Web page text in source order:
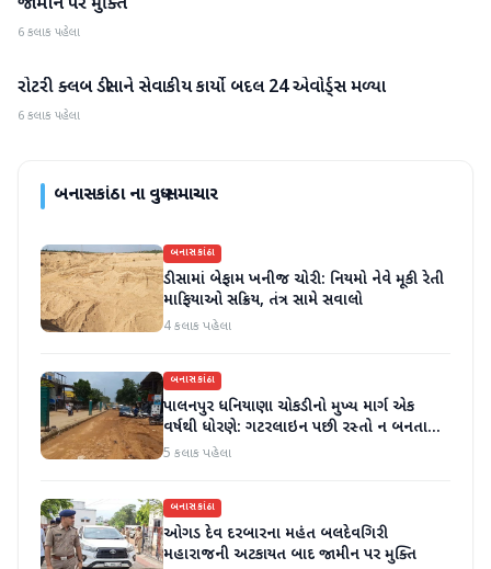
6 કલાક પહેલા
બનાસકાંઠા
રોટરી ક્લબ ડીસાને સેવાકીય કાર્યો બદલ 24 એવોર્ડ્સ મળ્યા
6 કલાક પહેલા
બનાસકાંઠાના વધુ સમાચાર
બનાસકાંઠા
ડીસામાં બેફામ ખનીજ ચોરી: નિયમો નેવે મૂકી રેતી
માફિયાઓ સક્રિય, તંત્ર સામે સવાલો
4 કલાક પહેલા
બનાસકાંઠા
પાલનપુર ધનિયાણા ચોકડીનો મુખ્ય માર્ગ એક
વર્ષથી ધોરણે: ગટરલાઇન પછી રસ્તો ન બનતા
હાલાકી
5 કલાક પહેલા
બનાસકાંઠા
ઓગડ દેવ દરબારના મહંત બલદેવગિરી
મહારાજની અટકાયત બાદ જામીન પર મુક્તિ